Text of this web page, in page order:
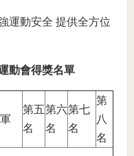
運動安全 提供全方位
動會得獎名單
第五
名
第六
名
第七
名
第
八
名